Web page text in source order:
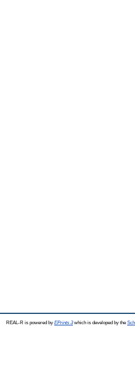
REAL-R is powered by EPrints 3which is developed by the